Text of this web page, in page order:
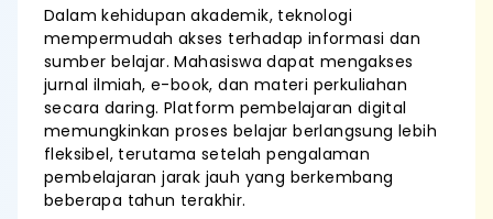
Dalam kehidupan akademik, teknologi
mempermudah akses terhadap informasi dan
sumber belajar. Mahasiswa dapat mengakses
jurnal ilmiah, e-book, dan materi perkuliahan
secara daring. Platform pembelajaran digital
memungkinkan proses belajar berlangsung lebih
fleksibel, terutama setelah pengalaman
pembelajaran jarak jauh yang berkembang
beberapa tahun terakhir.